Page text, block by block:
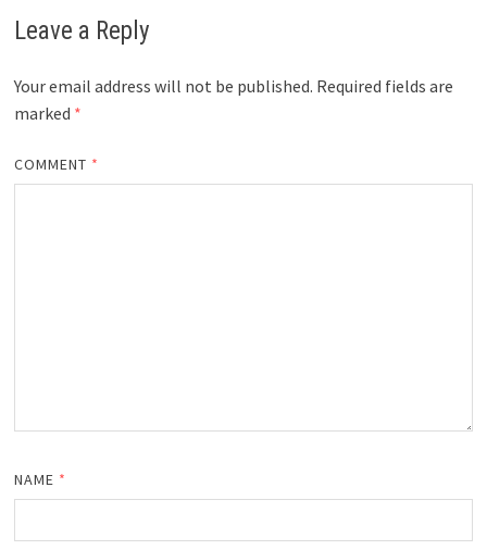
Leave a Reply
Your email address will not be published. Required fields are
marked *
COMMENT *
NAME *